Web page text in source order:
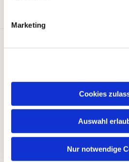
Marketing
Cookies
Auswahl
Nur notwendige
Kontakt
Ökumenische Pilgerinitiative